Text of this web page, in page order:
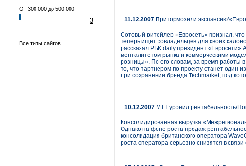
От 300 000 до 500 000
3
Все типы сайтов
11.12.2007 Притормозили экспансию/
Сотовый ритейлер «Евросеть» признал,
теперь ищет совладельцев для своих
рассказал РБК daily президент
менталитетом рынка и коммерческими
розницы». По его словам, за время работы
то, что партнером по проекту станет один
при сохранении бренда Techmarket, под
10.12.2007 МТТ уронил рентабельность/
Консолидированная выручка
Однако на фоне роста продаж
консолидация британского оператора
роста оператора серьезно снизятся в